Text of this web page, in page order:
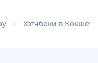
Хэтчбеки в